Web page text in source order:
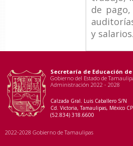
de
y salarios.
Secretaría de Educación
Gobierno del Estado de
Administración 2022 - 2028
Calzada Gral. Luis Caballero S/N
Cd. Victoria, Tamaulipas, México
(52.834) 318.6600
2022-2028 Gobierno de Tamaulipas